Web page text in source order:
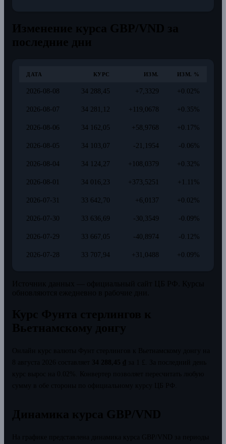
ДАТА КУРС ИЗМ. ИЗМ. %
2026-08-08 34 288,45 +7,3329 +0.02%
2026-08-07 34 281,12 +119,0678 +0.35%
2026-08-06 34 162,05 +58,9768 +0.17%
2026-08-05 34 103,07 -21,1954 -0.06%
2026-08-04 34 124,27 +108,0379 +0.32%
2026-08-01 34 016,23 +373,5251 +1.11%
2026-07-31 33 642,70 +6,0137 +0.02%
2026-07-30 33 636,69 -30,3549 -0.09%
2026-07-29 33 667,05 -40,8974 -0.12%
2026-07-28 33 707,94 +31,0488 +0.09%